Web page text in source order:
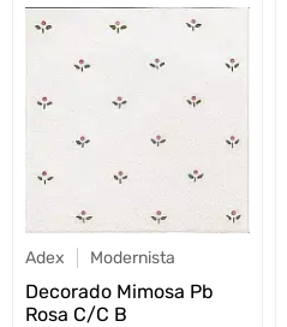
Adex Modernista
Decorado Mimosa Pb
Rosa C/C B